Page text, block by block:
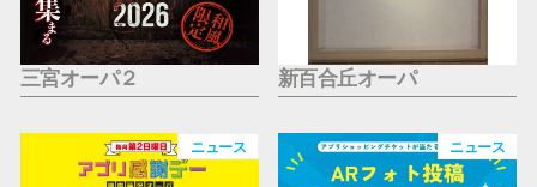
三宮オーパ２ 新百合丘オーパ
ニュース ニュース